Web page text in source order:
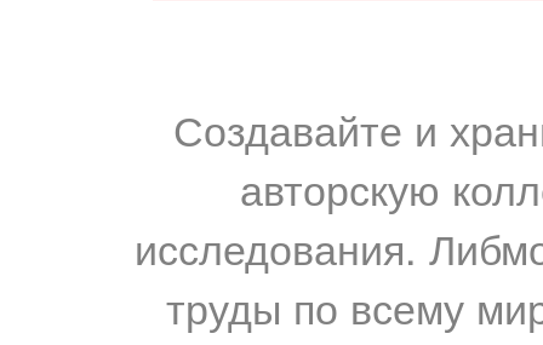
Создавайте и
авторскую
исследования.
труды по всему